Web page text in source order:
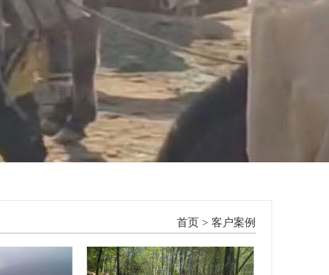
首页 > 客户案例